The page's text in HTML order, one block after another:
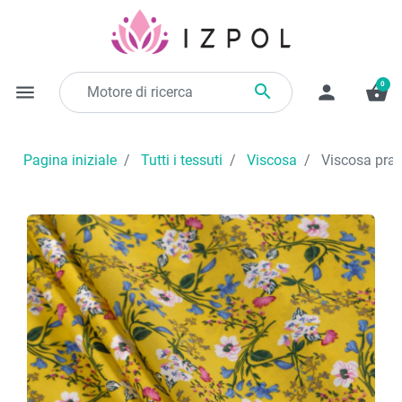
menu  person shopping_basket
0
Pagina iniziale Tutti i tessuti Viscosa Viscosa